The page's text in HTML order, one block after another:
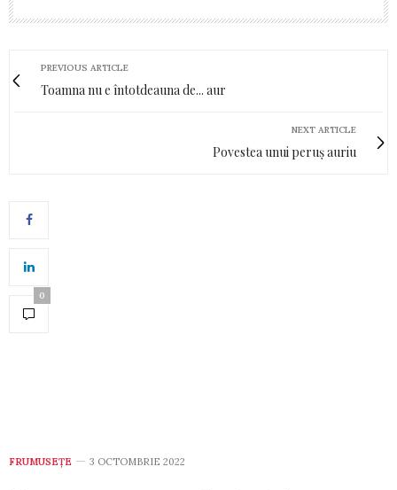
PREVIOUS ARTICLE
Toamna nu e întotdeauna de... aur
NEXT ARTICLE
Povestea unui peruș auriu
0
FRUMUSEȚE 3 OCTOMBRIE 2022